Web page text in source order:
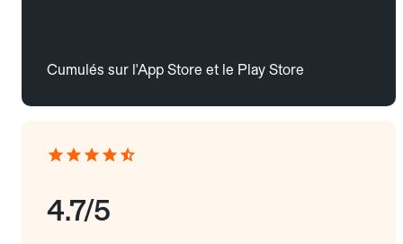
Cumulés sur l'App Store et le Play Store
4.7/5